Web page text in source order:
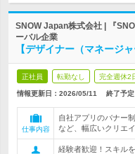
SNOW Japan株式会社 | 『
ーバル企業
【デザイナー（マネージ
正社員 転勤なし 完全週休2
情報更新日：2026/05/11 終了予定
仕事内容
自社アプリのバナー
など、幅広いクリエ
経験者歓迎！スキル